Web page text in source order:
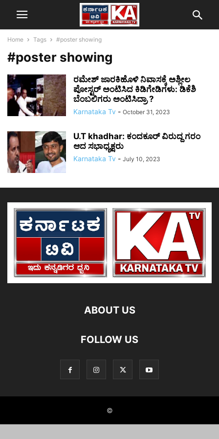
Home Tags #poster showing
#poster showing
ರಮೇಶ್ ಜಾರಕಿಹೊಳಿ ನಿವಾಸಕ್ಕೆ ಅಶ್ಲೀಲ
ಪೋಸ್ಟರ್ ಅಂಟಿಸಿದ ಕಿಡಿಗೇಡಿಗಳು: ಡಿಕೆಶಿ
ಬೆಂಬಲಿಗರು ಅಂಟಿಸಿದ್ರಾ ?
Karnataka Tv - October 31, 2023
U.T khadhar: ಕಂದಕೂರ್ ವಿರುದ್ದ ಗರಂ
ಆದ ಸಭಾಧ್ಯಕ್ಷರು
Karnataka Tv - July 10, 2023
ABOUT US
FOLLOW US
©